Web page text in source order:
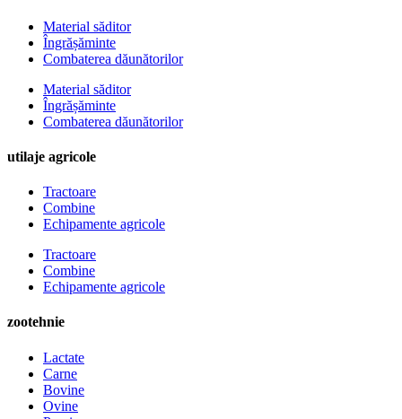
Material săditor
Îngrășăminte
Combaterea dăunătorilor
Material săditor
Îngrășăminte
Combaterea dăunătorilor
utilaje agricole
Tractoare
Combine
Echipamente agricole
Tractoare
Combine
Echipamente agricole
zootehnie
Lactate
Carne
Bovine
Ovine